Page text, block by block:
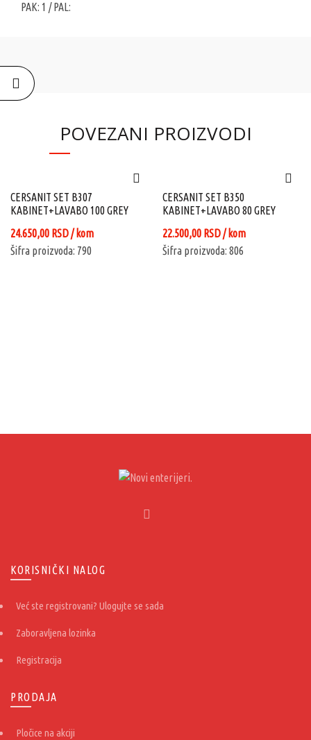
PAK: 1 / PAL:
POVEZANI PROIZVODI
CERSANIT SET B307
KABINET+LAVABO 100 GREY
24.650,00 RSD/ kom
Šifra proizvoda: 790
CERSANIT SET B350
KABINET+LAVABO 80 GREY
22.500,00 RSD/ kom
Šifra proizvoda: 806
KORISNIČKI NALOG
Već ste registrovani? Ulogujte se sada
Zaboravljena lozinka
Registracija
PRODAJA
Pločice na akciji